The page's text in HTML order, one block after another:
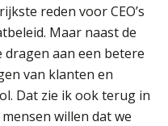
reden voor CEO’s
Maar naast de
aan een betere
van klanten en
Dat zie ik ook terug in
willen dat we
webshopondernemers
voor
bij de
in verband met de Wet
pensioenen voor de